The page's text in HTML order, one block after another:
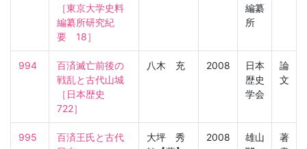
［東京大学史料
編纂所研究紀
要　18］
編纂
所
994
百済滅亡前後の
戦乱と古代山城
［日本歴史
722］
八木 充 2008
日本
歴史
学会
論
文
995
百済王氏と古代
大坪 秀
2008
雄山
著